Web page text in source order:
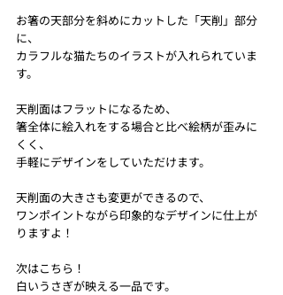
お箸の天部分を斜めにカットした「天削」部分
に、
カラフルな猫たちのイラストが入れられていま
す。
天削面はフラットになるため、
箸全体に絵入れをする場合と比べ絵柄が歪みに
くく、
手軽にデザインをしていただけます。
天削面の大きさも変更ができるので、
ワンポイントながら印象的なデザインに仕上が
りますよ！
次はこちら！
白いうさぎが映える一品です。